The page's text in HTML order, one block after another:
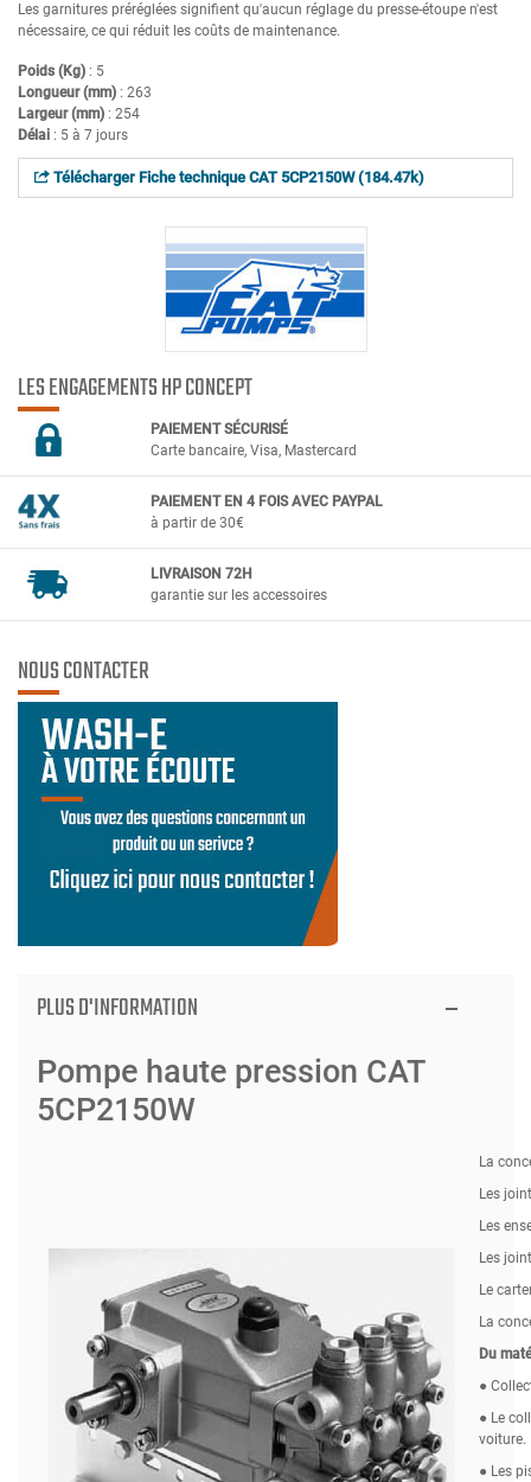
Les garnitures préréglées signifient qu'aucun réglage du presse-étoupe n'est
nécessaire, ce qui réduit les coûts de maintenance.
Poids (Kg) : 5
Longueur (mm) : 263
Largeur (mm) : 254
Délai : 5 à 7 jours
Télécharger Fiche technique CAT 5CP2150W (184.47k)
LES ENGAGEMENTS HP CONCEPT
PAIEMENT SÉCURISÉ
Carte bancaire, Visa, Mastercard
PAIEMENT EN 4 FOIS AVEC PAYPAL
à partir de 30€
LIVRAISON 72H
garantie sur les accessoires
NOUS CONTACTER
PLUS D'INFORMATION
Pompe haute pression CAT
5CP2150W
La
Les
Les
Les
Le
La
Du
●
● Le
voiture.
● Les